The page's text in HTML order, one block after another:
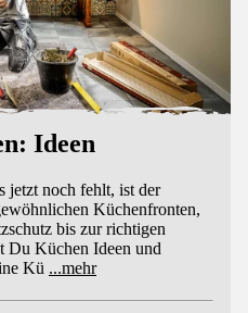
Ideen
jetzt noch fehlt, ist der
Küchenfronten,
bis zur richtigen
Du Küchen Ideen und
Kü ...mehr